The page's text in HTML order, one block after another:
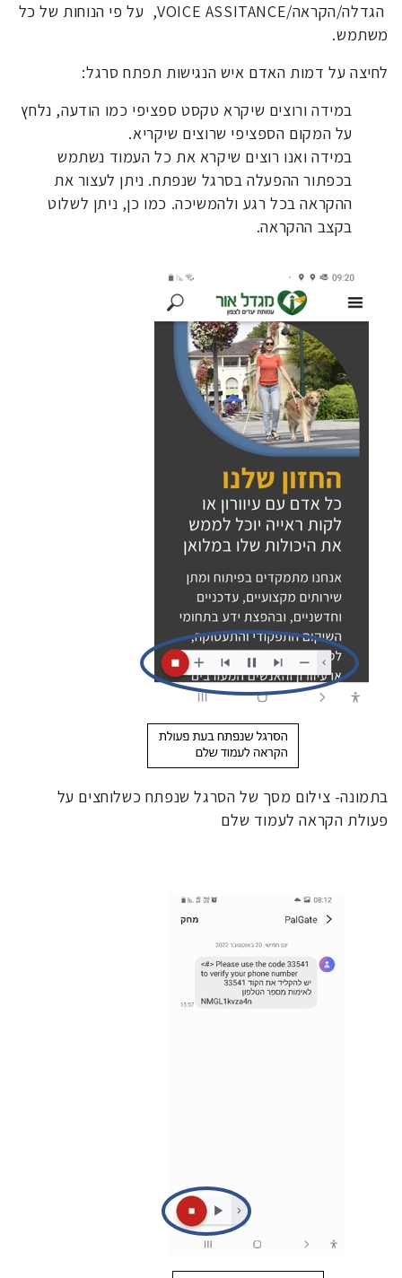
הגדלה/הקראה/VOICE ASSITANCE, על פי הנוחות של כל
משתמש.
לחיצה על דמות האדם איש הנגישות תפתח סרגל:
במידה ורוצים שיקרא טקסט ספציפי כמו הודעה, נלחץ
על המקום הספציפי שרוצים שיקריא.
במידה ואנו רוצים שיקרא את כל העמוד נשתמש
בכפתור ההפעלה בסרגל שנפתח. ניתן לעצור את
ההקראה בכל רגע ולהמשיכה. כמו כן, ניתן לשלוט
בקצב ההקראה.
בתמונה- צילום מסך של הסרגל שנפתח כשלוחצים על
פעולת הקראה לעמוד שלם